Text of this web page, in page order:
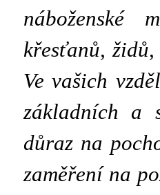
náboženské
křesťanů,
Ve vašich
základních a
důraz na
zaměření na